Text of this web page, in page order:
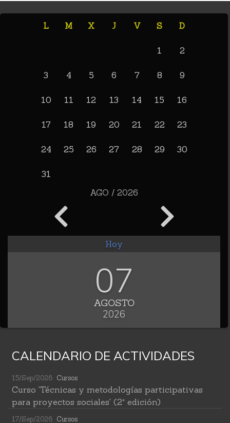
L M X J V S D
1 2
3 4 5 6 7 8 9
10 11 12 13 14 15 16
17 18 19 20 21 22 23
24 25 26 27 28 29 30
31
AGO / 2026
Hoy
07
AGOSTO
2026
CALENDARIO DE ACTIVIDADES
15/Sep/2026 Cursos
Curso 'Técnicas y metodologías participativas
para proyectos sociales' (2ª edición)
17/Sep/2026 Cursos